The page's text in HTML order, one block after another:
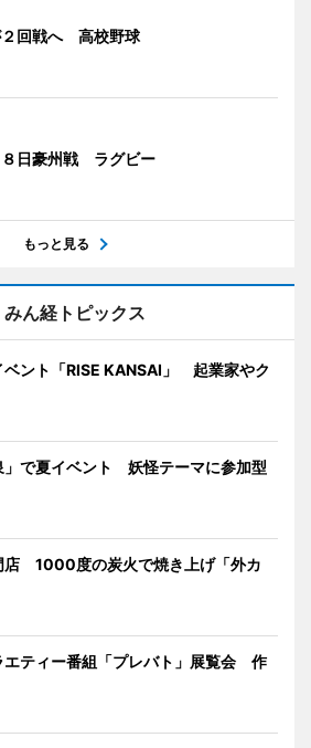
２回戦へ 高校野球
８日豪州戦 ラグビー
もっと見る
みん経トピックス
ベント「RISE KANSAI」 起業家やク
」で夏イベント 妖怪テーマに参加型
店 1000度の炭火で焼き上げ「外カ
エティー番組「プレバト」展覧会 作